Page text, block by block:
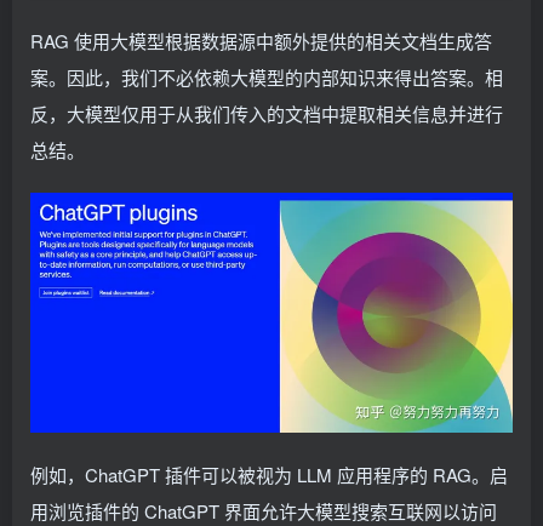
RAG 使用大模型根据数据源中额外提供的相关文档生成答
案。因此，我们不必依赖大模型的内部知识来得出答案。相
反，大模型仅用于从我们传入的文档中提取相关信息并进行
总结。
例如，ChatGPT 插件可以被视为 LLM 应用程序的 RAG。启
用浏览插件的 ChatGPT 界面允许大模型搜索互联网以访问